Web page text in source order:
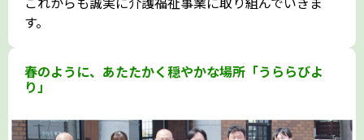
す。
春のように、あたたかく穏やかな場所「うららびよ
り」